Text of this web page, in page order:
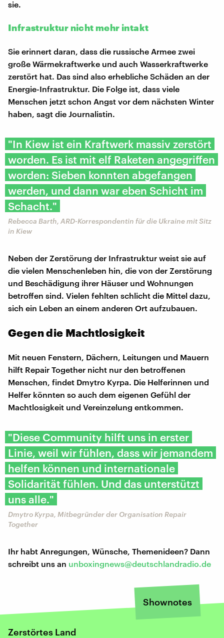
sie.
Infrastruktur nicht mehr intakt
Sie erinnert daran, dass die russische Armee zwei
große Wärmekraftwerke und auch Wasserkraftwerke
zerstört hat. Das sind also erhebliche Schäden an der
Energie-Infrastruktur. Die Folge ist, dass viele
Menschen jetzt schon Angst vor dem nächsten Winter
haben, sagt die Journalistin.
"In Kiew ist ein Kraftwerk massiv zerstört
worden. Es ist mit elf Raketen angegriffen
worden: Sieben konnten abgefangen
werden, und dann war eben Schicht im
Schacht."
Rebecca Barth, ARD-Korrespondentin für die Ukraine mit Sitz
in Kiew
Neben der Zerstörung der Infrastruktur weist sie auf
die vielen Menschenleben hin, die von der Zerstörung
und Beschädigung ihrer Häuser und Wohnungen
betroffen sind. Vielen fehlten schlicht die Mittel dazu,
sich ein Leben an einem anderen Ort aufzubauen.
Gegen die Machtlosigkeit
Mit neuen Fenstern, Dächern, Leitungen und Mauern
hilft Repair Together nicht nur den betroffenen
Menschen, findet Dmytro Kyrpa. Die Helferinnen und
Helfer könnten so auch dem eigenen Gefühl der
Machtlosigkeit und Vereinzelung entkommen.
"Diese Community hilft uns in erster
Linie, weil wir fühlen, dass wir jemandem
helfen können und internationale
Solidarität fühlen. Und das unterstützt
uns alle."
Dmytro Kyrpa, Mitbegründer der Organisation Repair
Together
Ihr habt Anregungen, Wünsche, Themenideen? Dann
schreibt uns an unboxingnews@deutschlandradio.de
Shownotes
Zerstörtes Land